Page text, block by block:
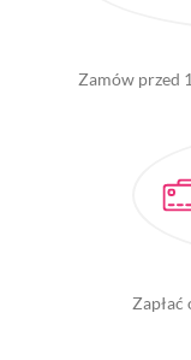
Zamów przed